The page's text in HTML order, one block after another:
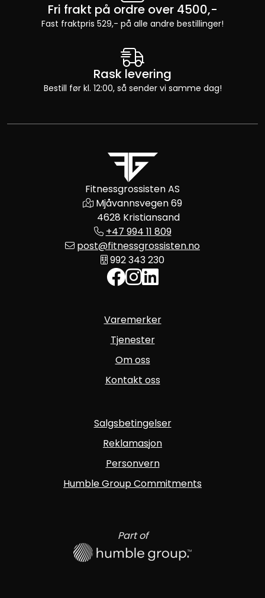
Fri frakt på ordre over 4500,-
Fast fraktpris 529,- på alle andre bestillinger!
Rask levering
Bestill før kl. 12:00, så sender vi samme dag!
Fitnessgrossisten AS
Mjåvannsvegen 69
4628 Kristiansand
+47 994 11 809
post@fitnessgrossisten.no
992 343 230
Varemerker
Tjenester
Om oss
Kontakt oss
Salgsbetingelser
Reklamasjon
Personvern
Humble Group Commitments
Part of